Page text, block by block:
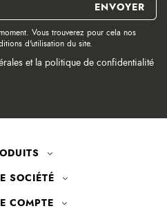
Vous trouverez pour cela nos
d'utilisation du site.
et la politique de confidentialité
SOCIÉTÉ
COMPTE